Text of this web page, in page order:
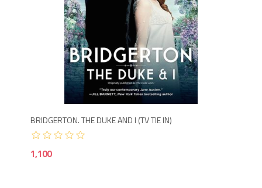
BRIDGERTON. THE DUKE AND I (TV TIE IN)
1,100